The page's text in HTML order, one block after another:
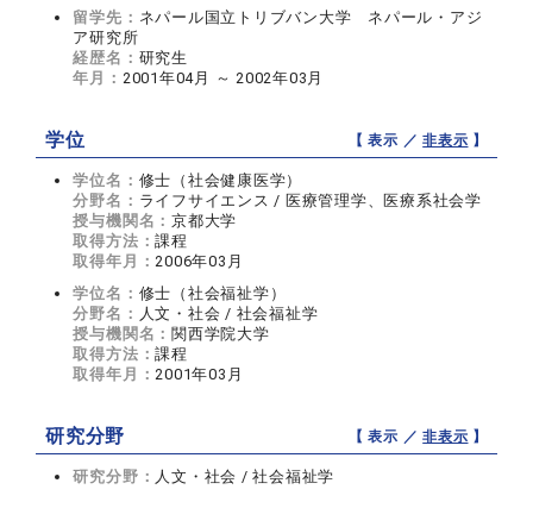
留学先： ネパール国立トリブバン大学 ネパール・アジ
ア研究所
経歴名： 研究生
年月： 2001年04月 ～ 2002年03月
学位 【 表示 ／非表示 】
学位名： 修士（社会健康医学）
分野名： ライフサイエンス / 医療管理学、医療系社会学
授与機関名：京都大学
取得方法：課程
取得年月：2006年03月
学位名： 修士（社会福祉学）
分野名： 人文・社会 / 社会福祉学
授与機関名： 関西学院大学
取得方法：課程
取得年月：2001年03月
研究分野 【 表示 ／非表示 】
研究分野： 人文・社会 / 社会福祉学